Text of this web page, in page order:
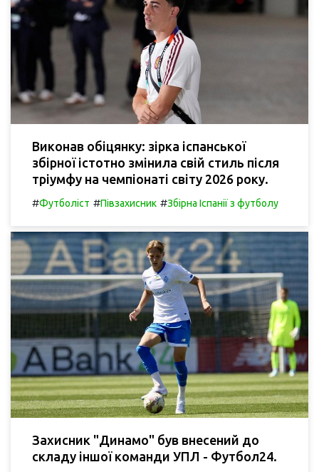
Виконав обіцянку: зірка іспанської
збірної істотно змінила свій стиль після
тріумфу на чемпіонаті світу 2026 року.
#Футболіст #Півзахисник #Збірна Іспанії з футболу
Захисник "Динамо" був внесений до
складу іншої команди УПЛ - Футбол24.